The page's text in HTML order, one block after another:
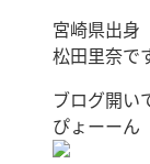
宮崎県出身
松田里奈で
ブログ開い
ぴょーーん